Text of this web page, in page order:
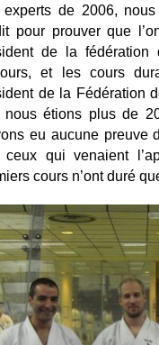
experts de 2006,
pour prouver que
de la
et les cours
de la Fédération
nous étions plus de
eu aucune preuve
ceux qui venaient
cours n’ont duré